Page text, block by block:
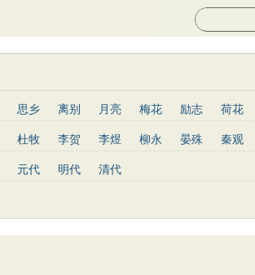
思乡 离别 月亮 梅花 励志
荷花
竹子 哲理 泰山 边塞 柳树
写鸟
杜牧 李贺 李煜 柳永 晏殊
秦观
元稹 曾巩 苏辙
晏几道 司马迁 元好问 曹雪芹
范成大
元代 明代 清代